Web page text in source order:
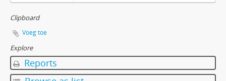
Clipboard
Voeg toe
Explore
Reports